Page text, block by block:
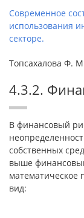
Современное
использования
секторе.
Топсахалова Ф.
4.3.2.
В финансовый
собственных
выше
математическое
вид: